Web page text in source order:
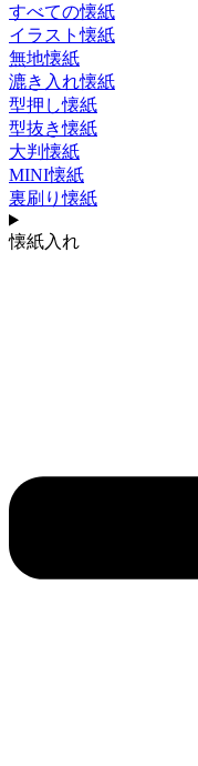
すべての懐紙
イラスト懐紙
無地懐紙
漉き入れ懐紙
型押し懐紙
型抜き懐紙
大判懐紙
MINI懐紙
裏刷り懐紙
懐紙入れ